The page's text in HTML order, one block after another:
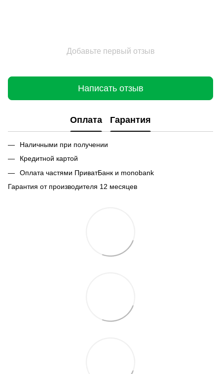
Добавьте первый отзыв
Написать отзыв
Оплата Гарантия
Наличными при получении
Кредитной картой
Оплата частями ПриватБанк и monobank
Гарантия от производителя 12 месяцев